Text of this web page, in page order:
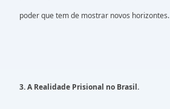
poder que tem de mostrar novos horizontes.
3. A Realidade Prisional no Brasil.